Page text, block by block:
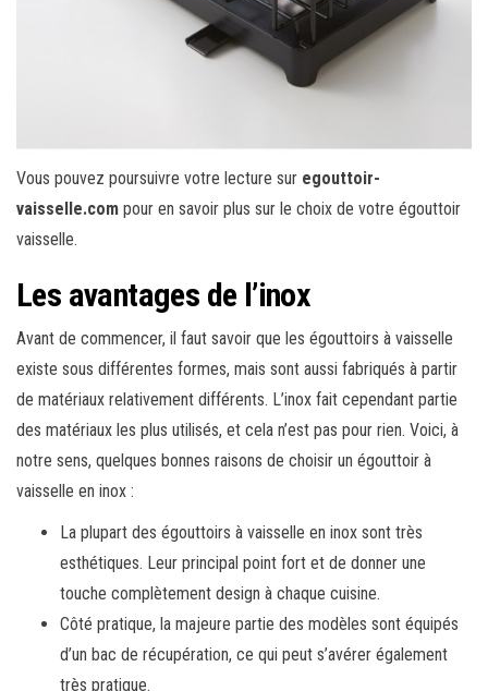
Vous pouvez poursuivre votre lecture sur egouttoir-
vaisselle.com pour en savoir plus sur le choix de votre égouttoir
vaisselle.
Les avantages de l’inox
Avant de commencer, il faut savoir que les égouttoirs à vaisselle
existe sous différentes formes, mais sont aussi fabriqués à partir
de matériaux relativement différents. L’inox fait cependant partie
des matériaux les plus utilisés, et cela n’est pas pour rien. Voici, à
notre sens, quelques bonnes raisons de choisir un égouttoir à
vaisselle en inox :
La plupart des égouttoirs à vaisselle en inox sont très
esthétiques. Leur principal point fort et de donner une
touche complètement design à chaque cuisine.
Côté pratique, la majeure partie des modèles sont équipés
d’un bac de récupération, ce qui peut s’avérer également
très pratique.